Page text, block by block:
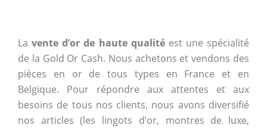
Lavente d’or de haute qualitéest une spécialité
de la Gold Or Cash. Nous achetons et vendons des
pièces en or de tous types en France et en
Belgique. Pour répondre aux attentes et aux
besoins de tous nos clients, nous avons diversifié
nos articles (les lingots d’or, montres de luxe,